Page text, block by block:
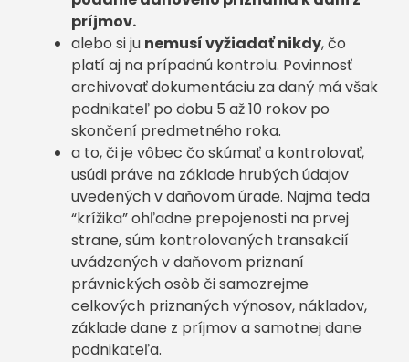
príjmov.
alebo si ju nemusí vyžiadať nikdy, čo
platí aj na prípadnú kontrolu. Povinnosť
archivovať dokumentáciu za daný má však
podnikateľ po dobu 5 až 10 rokov po
skončení predmetného roka.
a to, či je vôbec čo skúmať a kontrolovať,
usúdi práve na základe hrubých údajov
uvedených v daňovom úrade. Najmä teda
“krížika” ohľadne prepojenosti na prvej
strane, súm kontrolovaných transakcií
uvádzaných v daňovom priznaní
právnických osôb či samozrejme
celkových priznaných výnosov, nákladov,
základe dane z príjmov a samotnej dane
podnikateľa.